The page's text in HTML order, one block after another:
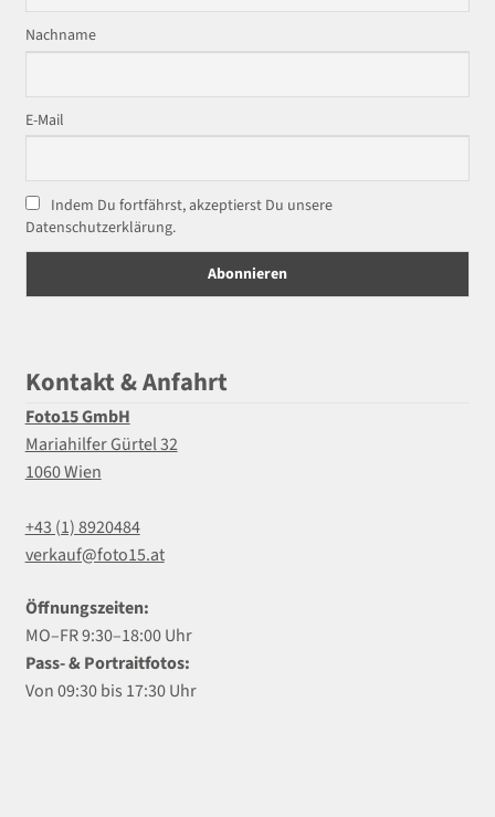
Nachname
E-Mail
Indem Du fortfährst, akzeptierst Du unsere
Datenschutzerklärung.
Kontakt & Anfahrt
Foto15 GmbH
Mariahilfer Gürtel 32
1060 Wien
+43 (1) 8920484
verkauf@foto15.at
Öffnungszeiten:
MO–FR 9:30–18:00 Uhr
Pass- & Portraitfotos:
Von 09:30 bis 17:30 Uhr